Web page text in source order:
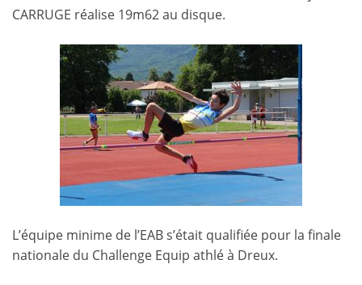
CARRUGE réalise 19m62 au disque.
L’équipe minime de l’EAB s’était qualifiée pour la finale
nationale du Challenge Equip athlé à Dreux.